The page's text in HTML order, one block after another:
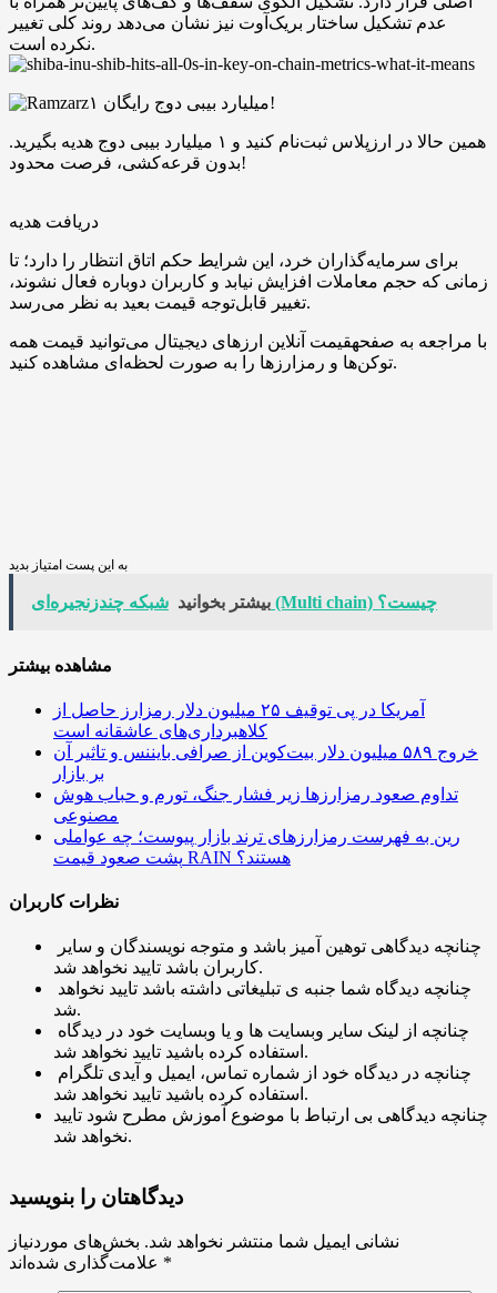
عدم تشکیل ساختار بریک‌آوت نیز نشان می‌دهد روند کلی تغییر
نکرده است.
۱ میلیارد بیبی دوج رایگان!
همین حالا در ارزپلاس ثبت‌نام کنید و ۱ میلیارد بیبی دوج هدیه بگیرید.
بدون قرعه‌کشی، فرصت محدود!
دریافت هدیه
برای سرمایه‌گذاران خرد، این شرایط حکم اتاق انتظار را دارد؛ تا
زمانی که حجم معاملات افزایش نیابد و کاربران دوباره فعال نشوند،
تغییر قابل‌توجه قیمت بعید به نظر می‌رسد.
با مراجعه به صفحهقیمت آنلاین ارزهای دیجیتال می‌توانید قیمت همه
توکن‌ها و رمزارزها را به صورت لحظه‌ای مشاهده کنید.
به این پست امتیاز بدید
بیشتر بخوانید شبکه چندزنجیره‌ای (Multi chain) چیست؟
مشاهده بیشتر
آمریکا در پی توقیف ۲۵ میلیون دلار رمزارز حاصل از
کلاهبرداری‌های عاشقانه است
خروج ۵۸۹ میلیون دلار بیت‌کوین از صرافی بایننس و تاثیر آن
بر بازار
تداوم صعود رمزارزها زیر فشار جنگ، تورم و حباب هوش
مصنوعی
رین به فهرست رمزارزهای ترند بازار پیوست؛ چه عواملی
پشت صعود قیمت RAIN هستند؟
نظرات کاربران
کاربران باشد تایید نخواهد شد.
شد.
استفاده کرده باشید تایید نخواهد شد.
استفاده کرده باشید تایید نخواهد شد.
چنانچه دیدگاهی بی ارتباط با موضوع آموزش مطرح شود تایید
نخواهد شد.
دیدگاهتان را بنویسید
نشانی ایمیل شما منتشر نخواهد شد. بخش‌های موردنیاز
*